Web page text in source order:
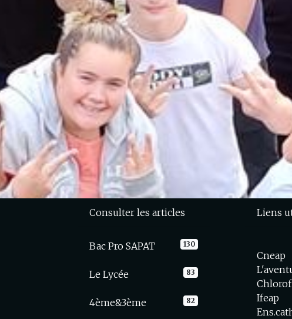
Consulter les articles
Bac Pro SAPAT 130
Le Lycée 83
4ème&3ème 82
Liens
Cneap
Ifeap